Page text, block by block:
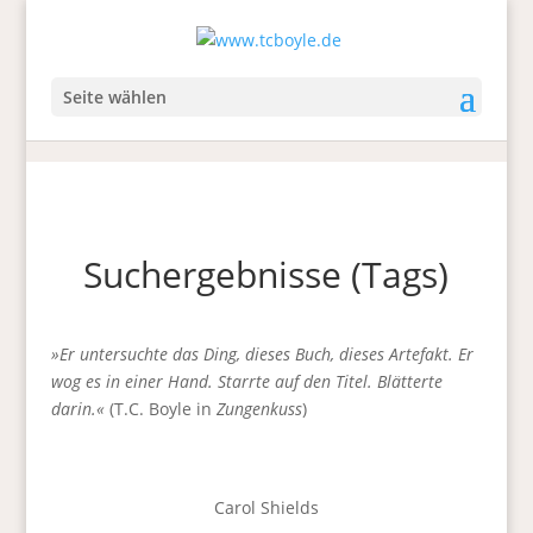
Seite wählen
Suchergebnisse (Tags)
»Er untersuchte das Ding, dieses Buch, dieses Artefakt. Er
wog es in einer Hand. Starrte auf den Titel. Blätterte
darin.« (T.C. Boyle in Zungenkuss)
Carol Shields